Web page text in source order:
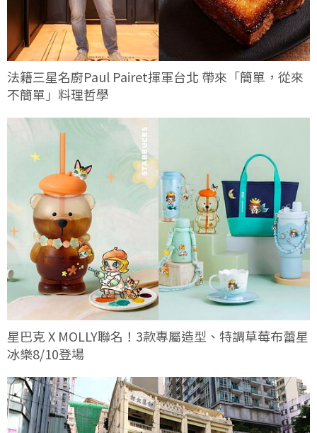
法籍三星名廚Paul Pairet揮軍台北 帶來「簡單，從來
不簡單」料理哲學
星巴克 X MOLLY聯名！3款專屬造型、特調草莓布蕾星
冰樂8/10登場